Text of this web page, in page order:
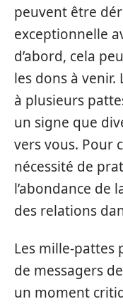
peuvent être
exceptionnelle
d’abord, cela
les dons à venir.
à plusieurs
un signe que
vers vous. Pour
nécessité de
l’abondance de
des relations
Les mille-pattes
de messagers
un moment